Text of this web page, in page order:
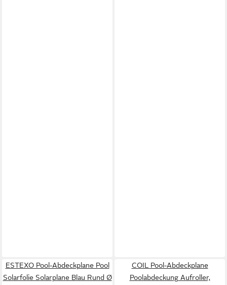
ESTEXO Pool-Abdeckplane Pool
Solarfolie Solarplane Blau Rund Ø
COIL Pool-Abdeckplane
Poolabdeckung Aufroller,